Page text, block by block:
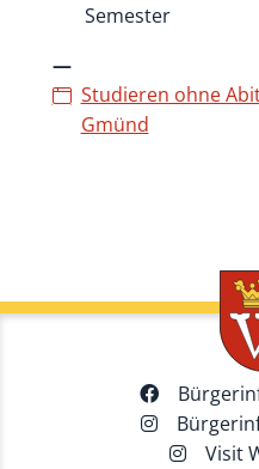
Semester
Studieren ohne
Gmünd
Visit